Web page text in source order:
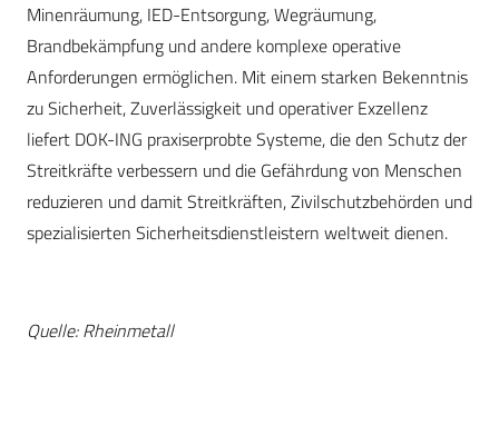
Minenräumung, IED-Entsorgung, Wegräumung,
Brandbekämpfung und andere komplexe operative
Anforderungen ermöglichen. Mit einem starken Bekenntnis
zu Sicherheit, Zuverlässigkeit und operativer Exzellenz
liefert DOK-ING praxiserprobte Systeme, die den Schutz der
Streitkräfte verbessern und die Gefährdung von Menschen
reduzieren und damit Streitkräften, Zivilschutzbehörden und
spezialisierten Sicherheitsdienstleistern weltweit dienen.
Quelle: Rheinmetall